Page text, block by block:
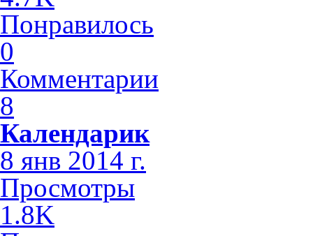
Понравилось
0
Комментарии
8
Календарик
8 янв 2014 г.
Просмотры
1.8K